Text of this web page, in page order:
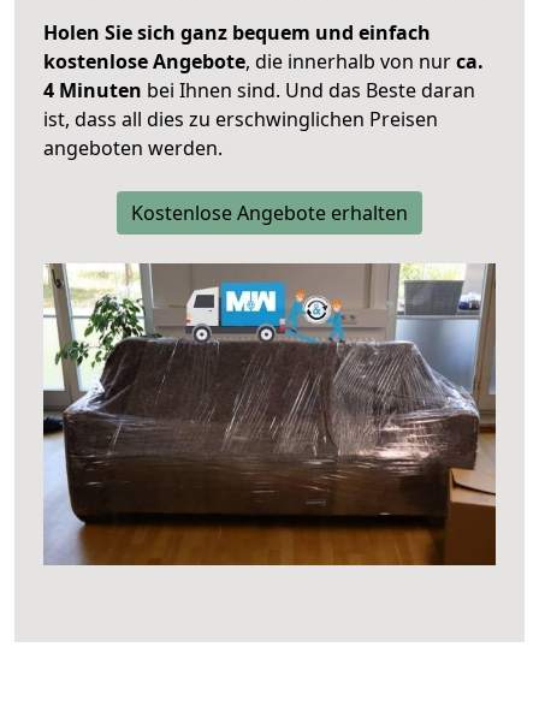
Holen Sie sich ganz bequem und einfach
kostenlose Angebote, die innerhalb von nurca.
4 Minuten bei Ihnen sind. Und das Beste daran
ist, dass all dies zu erschwinglichen Preisen
angeboten werden.
Kostenlose Angebote erhalten